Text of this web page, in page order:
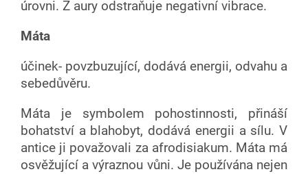
úrovni. Z aury odstraňuje negativní vibrace.
Máta
účinek- povzbuzující, dodává energii, odvahu a
sebedůvěru.
Máta je symbolem pohostinnosti, přináší
bohatství a blahobyt, dodává energii a sílu. V
antice ji považovali za afrodisiakum. Máta má
osvěžující a výraznou vůni. Je používána nejen